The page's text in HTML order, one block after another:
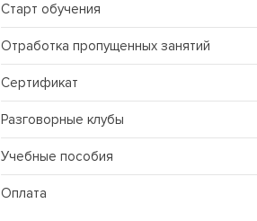
Старт обучения
Отработка пропущенных занятий
Сертификат
Разговорные клубы
Учебные пособия
Оплата